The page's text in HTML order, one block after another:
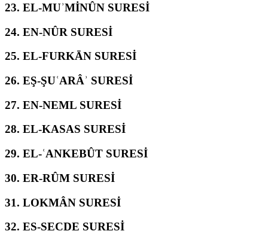
23. EL-MUʾMİNÛN SURESİ
24. EN-NÛR SURESİ
25. EL-FURKĀN SURESİ
26. EŞ-ŞUʿARÂʾ SURESİ
27. EN-NEML SURESİ
28. EL-KASAS SURESİ
29. EL-ʿANKEBÛT SURESİ
30. ER-RÛM SURESİ
31. LOKMÂN SURESİ
32. ES-SECDE SURESİ